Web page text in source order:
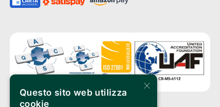
×
Questo sito web utilizza
cookie